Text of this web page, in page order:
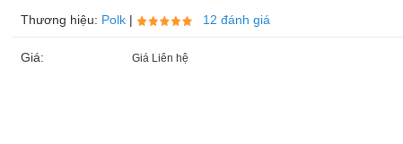
Thương hiệu: Polk | 12 đánh giá
Giá: Giá Liên hệ